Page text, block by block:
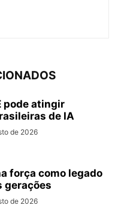
pode atingir
de IA
de 2026
força como legado
gerações
de 2026